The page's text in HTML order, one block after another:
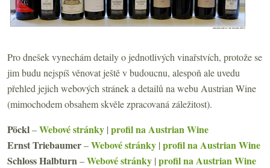
Pro dnešek vynechám detaily o jednotlivých vinařstvích, protože se
jim budu nejspíš věnovat ještě v budoucnu, alespoň ale uvedu
přehled jejich webových stránek a detailů na webu Austrian Wine
(mimochodem obsahem skvěle zpracovaná záležitost).
Pöckl–Webové stránky | profil na Austrian Wine
Ernst Triebaumer–Webové stránky | profil na Austrian Wine
Schloss Halbturn–Webové stránky | profil na Austrian Wine